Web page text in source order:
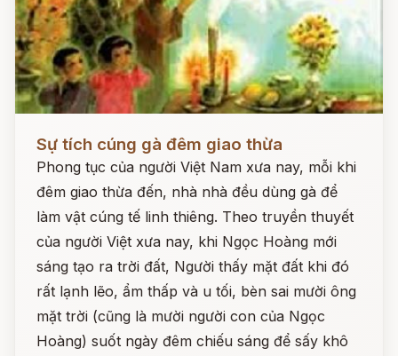
Sự tích cúng gà đêm giao thừa
Phong tục của người Việt Nam xưa nay, mỗi khi
đêm giao thừa đến, nhà nhà đều dùng gà để
làm vật cúng tế linh thiêng. Theo truyền thuyết
của người Việt xưa nay, khi Ngọc Hoàng mới
sáng tạo ra trời đất, Người thấy mặt đất khi đó
rất lạnh lẽo, ẩm thấp và u tối, bèn sai mười ông
mặt trời (cũng là mười người con của Ngọc
Hoàng) suốt ngày đêm chiếu sáng để sấy khô